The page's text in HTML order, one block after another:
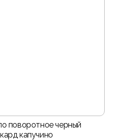
поворотное черный
капучино